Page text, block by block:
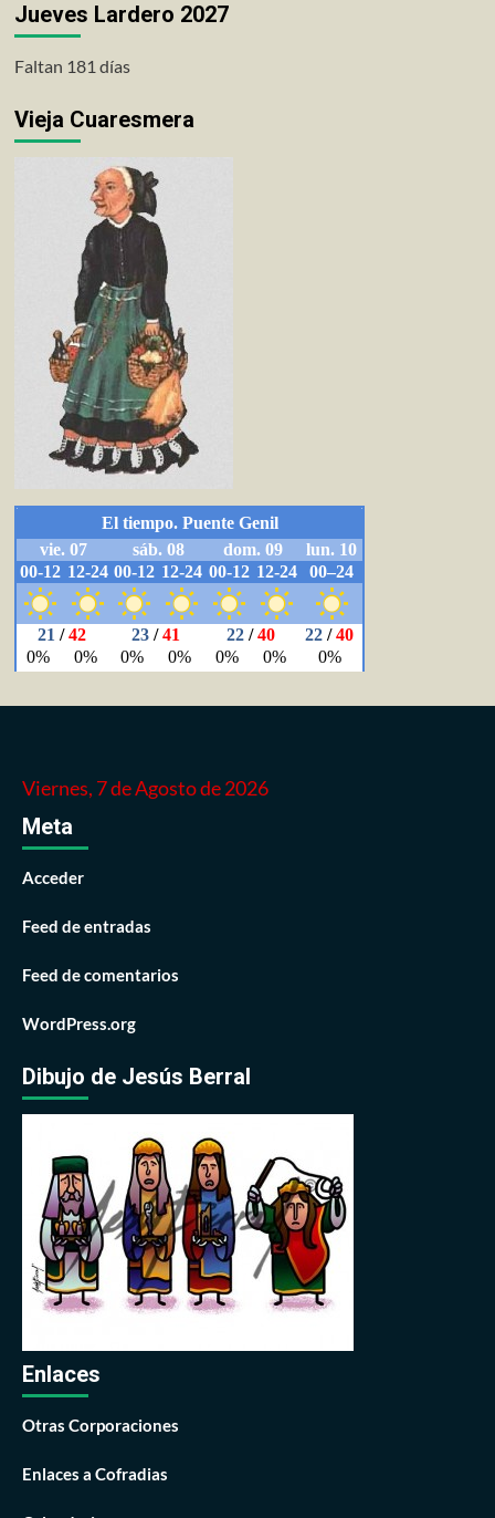
Jueves Lardero 2027
Faltan 181 días
Vieja Cuaresmera
Viernes, 7 de Agosto de 2026
Meta
Acceder
Feed de entradas
Feed de comentarios
WordPress.org
Dibujo de Jesús Berral
Enlaces
Otras Corporaciones
Enlaces a Cofradias